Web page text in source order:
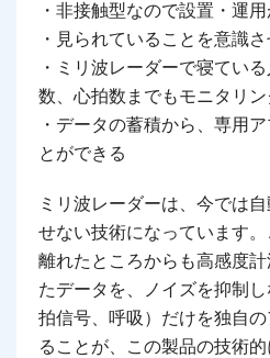
・非接触型なので設置・運
・見られていることを意識
・ミリ波レーダーで寝てい
数、心拍数までもモニタリン
・データの蓄積から、専用
とができる
ミリ波レーダーは、今では
せない技術になっています
離れたところからも高感度
たデータを、ノイズを抑制
拍信号、呼吸）だけを独自
ることが、この製品の技術